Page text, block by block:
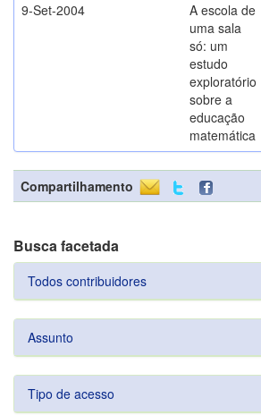
9-Set-2004
A escola de
uma sala
só: um
estudo
exploratório
sobre a
educação
matemática
Compartilhamento
Busca facetada
Todos contribuidores
Assunto
Tipo de acesso